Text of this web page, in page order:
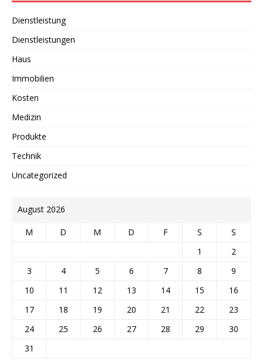
Dienstleistung
Dienstleistungen
Haus
Immobilien
Kosten
Medizin
Produkte
Technik
Uncategorized
August 2026
M D M D F S
S
1
2
3
4 5 6 7 8
9
10
11 12 13 14 15
16
17
18 19 20 21 22
23
24
25 26 27 28 29
30
31